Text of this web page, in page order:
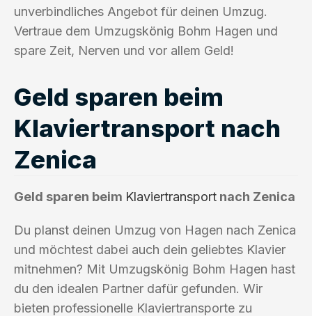
unverbindliches Angebot für deinen Umzug.
Vertraue dem Umzugskönig Bohm Hagen und
spare Zeit, Nerven und vor allem Geld!
Geld sparen beim
Klaviertransport nach
Zenica
Geld sparen beim Klaviertransport nach Zenica
Du planst deinen Umzug von Hagen nach Zenica
und möchtest dabei auch dein geliebtes Klavier
mitnehmen? Mit Umzugskönig Bohm Hagen hast
du den idealen Partner dafür gefunden. Wir
bieten professionelle Klaviertransporte zu